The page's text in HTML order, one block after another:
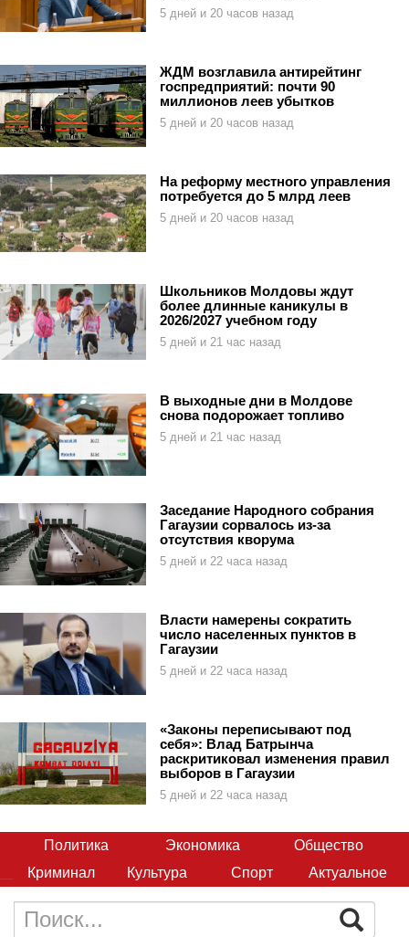
5 дней и 20 часов назад
ЖДМ возглавила антирейтинг
госпредприятий: почти 90
миллионов леев убытков
5 дней и 20 часов назад
На реформу местного управления
потребуется до 5 млрд леев
5 дней и 20 часов назад
Школьников Молдовы ждут
более длинные каникулы в
2026/2027 учебном году
5 дней и 21 час назад
В выходные дни в Молдове
снова подорожает топливо
5 дней и 21 час назад
Заседание Народного собрания
Гагаузии сорвалось из-за
отсутствия кворума
5 дней и 22 часа назад
Власти намерены сократить
число населенных пунктов в
Гагаузии
5 дней и 22 часа назад
«Законы переписывают под
себя»: Влад Батрынча
раскритиковал изменения правил
выборов в Гагаузии
5 дней и 22 часа назад
Политика Экономика
Общество
Криминал
Культура Спорт Актуальное